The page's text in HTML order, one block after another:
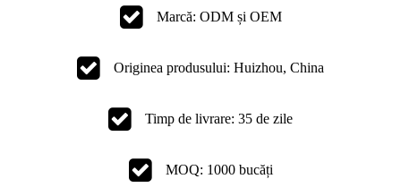
Marcă: ODM și OEM
Originea produsului: Huizhou, China
Timp de livrare: 35 de zile
MOQ: 1000 bucăți